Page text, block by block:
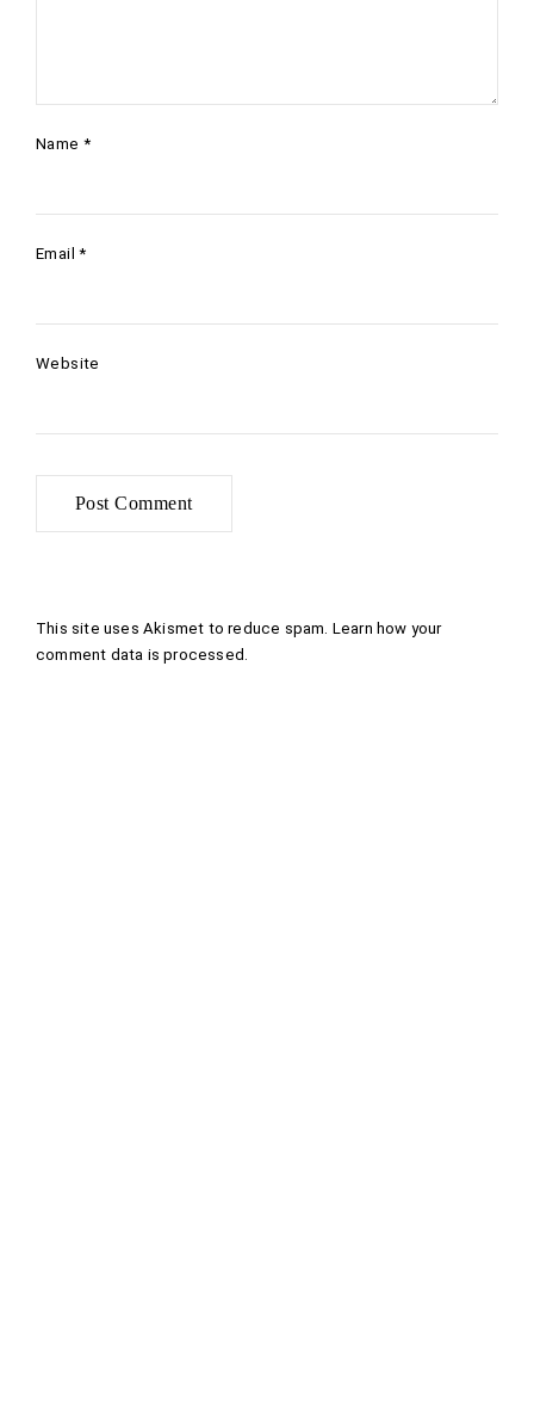
Name *
Email*
Website
This site uses Akismet to reduce spam. Learn how your
comment data is processed